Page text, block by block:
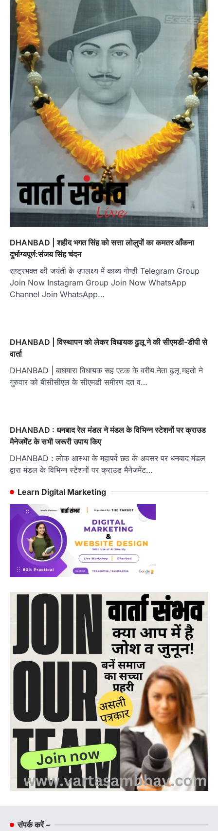
DHANBAD | शहीद भगत सिंह को सत्ता लोलुपों का कमतर आँकना
दुर्भाग्यपूर्ण:संजय सिंह चंदन
राष्ट्रभक्त की जयंती के उपलक्ष्य में काव्य गोष्ठी Telegram Group
Join Now Instagram Group Join Now WhatsApp
Channel Join WhatsApp…
DHANBAD | विस्थापन को लेकर विधायक ढुलू ने की सीएमडी-डीपी से
वार्ता
DHANBAD | बाघमारा विधायक सह एटक के वरीय नेता ढुलू महतो ने
गुरुवार को बीसीसीएल के सीएमडी समीरण दत व…
DHANBAD : धनबाद रेल मंडल ने मंडल के विभिन्न स्टेशनों पर क्राउड
मैनेजमेंट के सभी जरूरी उपाय किए
DHANBAD : लोक आस्था के महापर्व छठ के अवसर पर धनबाद मंडल
द्वारा मंडल के विभिन्न स्टेशनों पर क्राउड मैनेजमेंट…
Learn Digital Marketing
संपर्क करें –